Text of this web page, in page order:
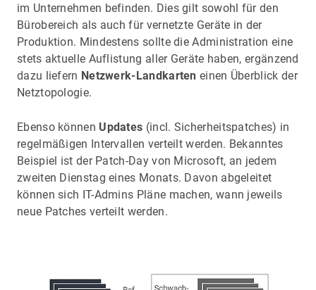
im Unternehmen befinden. Dies gilt sowohl für den
Bürobereich als auch für vernetzte Geräte in der
Produktion. Mindestens sollte die Administration eine
stets aktuelle Auflistung aller Geräte haben, ergänzend
dazu liefern Netzwerk-Landkarten einen Überblick der
Netztopologie.
Ebenso können Updates (incl. Sicherheitspatches) in
regelmäßigen Intervallen verteilt werden. Bekanntes
Beispiel ist der Patch-Day von Microsoft, an jedem
zweiten Dienstag eines Monats. Davon abgeleitet
können sich IT-Admins Pläne machen, wann jeweils
neue Patches verteilt werden.